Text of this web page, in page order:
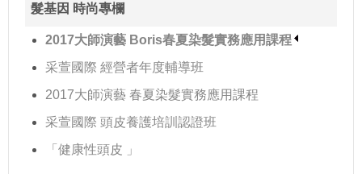
髮基因 時尚專欄
2017大師演藝 Boris春夏染髮實務應用課程
采萱國際 經營者年度輔導班
2017大師演藝 春夏染髮實務應用課程
采萱國際 頭皮養護培訓認證班
「健康性頭皮 」